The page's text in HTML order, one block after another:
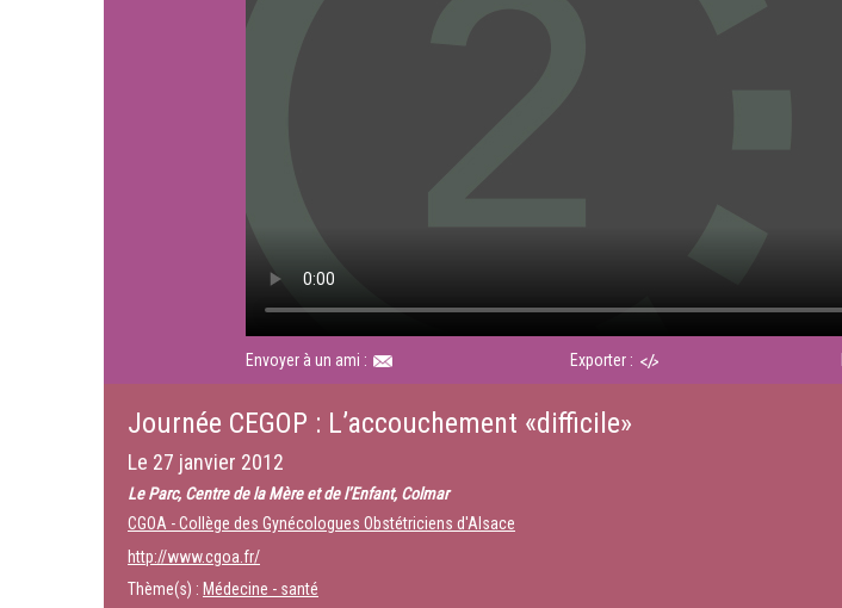
Envoyer à un ami : Exporter :
Journée CEGOP : L’accouchement «difficile»
Le 27 janvier 2012
Le Parc, Centre de la Mère et de l’Enfant, Colmar
CGOA - Collège des Gynécologues Obstétriciens d'Alsace
http://www.cgoa.fr/
Thème(s) : Médecine - santé